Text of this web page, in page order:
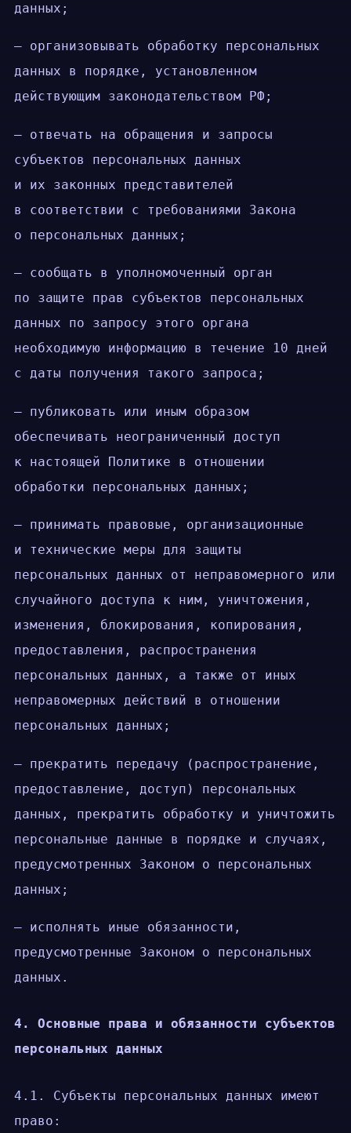
данных;
— организовывать обработку персональных
данных в порядке, установленном
действующим законодательством РФ;
— отвечать на обращения и запросы
субъектов персональных данных
и их законных представителей
в соответствии с требованиями Закона
о персональных данных;
— сообщать в уполномоченный орган
по защите прав субъектов персональных
данных по запросу этого органа
необходимую информацию в течение 10 дней
с даты получения такого запроса;
— публиковать или иным образом
обеспечивать неограниченный доступ
к настоящей Политике в отношении
обработки персональных данных;
— принимать правовые, организационные
и технические меры для защиты
персональных данных от неправомерного или
случайного доступа к ним, уничтожения,
изменения, блокирования, копирования,
предоставления, распространения
персональных данных, а также от иных
неправомерных действий в отношении
персональных данных;
— прекратить передачу (распространение,
предоставление, доступ) персональных
данных, прекратить обработку и уничтожить
персональные данные в порядке и случаях,
предусмотренных Законом о персональных
данных;
— исполнять иные обязанности,
предусмотренные Законом о персональных
данных.
4. Основные права и обязанности субъектов
персональных данных
4.1. Субъекты персональных данных имеют
право: